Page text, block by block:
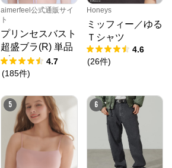
aimerfeel公式通販サイ
ト
プリンセスバスト
超盛ブラ(R) 単品
ブラジャー4.7
(185件)
Honeys
ミッフィー／ゆる
Ｔシャツ
4.6
(26件)
5 6